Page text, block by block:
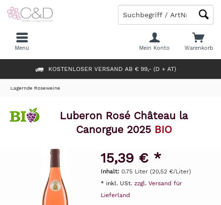
KOSTENLOSER VERSAND AB € 99,- (D + AT)
Warenkorb
Mein Konto
Menü
Lagernde Roseweine
Luberon Rosé Château la
Canorgue 2025 BIO
15,39 € *
Inhalt: 0.75 Liter (20,52 €/Liter)
* inkl. USt. zzgl. Versand für
Lieferland